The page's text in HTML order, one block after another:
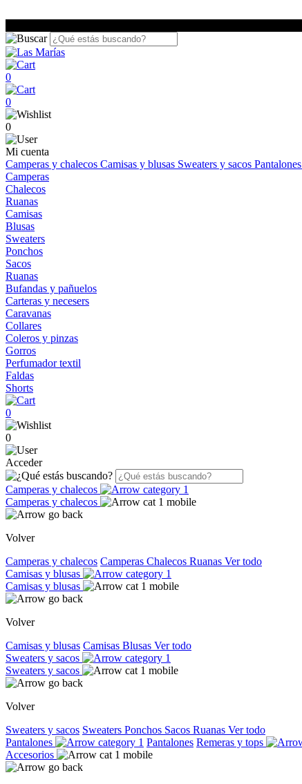
0
0
0
Mi cuenta
Camperas y chalecos Camisas y blusas Sweaters y sacos Pantalones
Camperas
Chalecos
Ruanas
Camisas
Blusas
Sweaters
Ponchos
Sacos
Ruanas
Bufandas y pañuelos
Carteras y necesers
Caravanas
Collares
Coleros y pinzas
Gorros
Perfumador textil
Faldas
Shorts
0
0
Acceder
Camperas y chalecos
Camperas y chalecos
Volver
Camperas y chalecos Camperas Chalecos Ruanas Ver todo
Camisas y blusas
Camisas y blusas
Volver
Camisas y blusas Camisas Blusas Ver todo
Sweaters y sacos
Sweaters y sacos
Volver
Sweaters y sacos Sweaters Ponchos Sacos Ruanas Ver todo
Pantalones
Pantalones Remeras y tops
Accesorios